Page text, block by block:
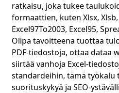
ratkaisu, joka tukee
formaattien, kuten Xlsx, Xlsb,
Excel97To2003, Excel95,
Olipa tavoitteena tuottaa
PDF‑tiedostoja, ottaa dataa
siirtää vanhoja
standardeihin, tämä työkalu
suorituskykyä ja